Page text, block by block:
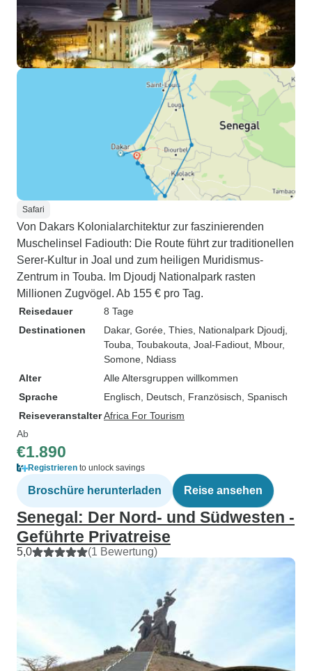
Safari
Von Dakars Kolonialarchitektur zur faszinierenden
Muschelinsel Fadiouth: Die Route führt zur traditionellen
Serer-Kultur in Joal und zum heiligen Muridismus-
Zentrum in Touba. Im Djoudj Nationalpark rasten
Millionen Zugvögel. Ab 155 € pro Tag.
Reisedauer
8 Tage
Destinationen
Dakar, Gorée , Thies , Nationalpark Djoudj
Touba , Toubakouta , Joal-Fadiout , Mbour,
Somone , Ndiass
Alter
Alle Altersgruppen willkommen
Sprache
Englisch, Deutsch, Französisch, Spanisch
ReiseveranstalterAfrica For Tourism
Ab
€1.890
Registrieren to unlock savings
Broschüre herunterladen Reise ansehen
Senegal: Der Nord- und Südwesten -
Geführte Privatreise
5,0 (1 Bewertung)